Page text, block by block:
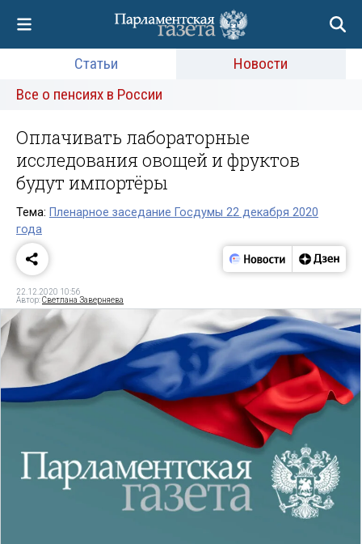
Статьи
Новости
Все о пенсиях в России
Оплачивать лабораторные
исследования овощей и фруктов
будут импортёры
Тема: Пленарное заседание Госдумы 22 декабря 2020
года
22.12.2020 10:56
Автор:Светлана Заверняева